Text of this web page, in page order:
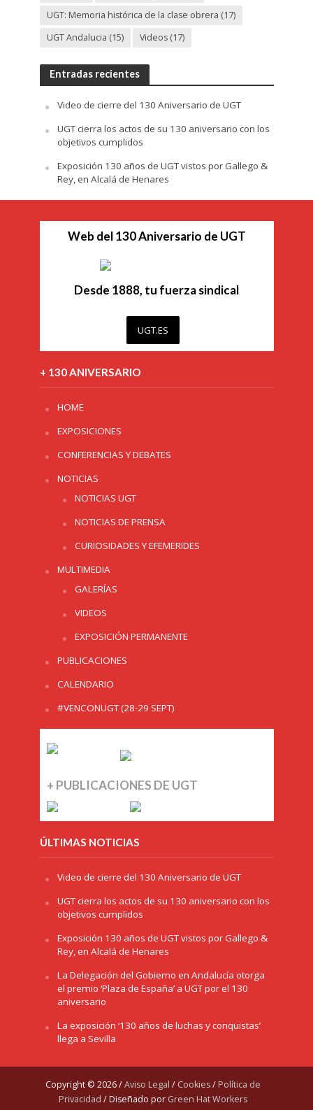
UGT: Memoria histórica de la clase obrera (17)
UGT Andalucia (15) Videos(17)
Entradas recientes
Video de cierre del 130 Aniversario de UGT
UGT cierra los actos de su 130 aniversario con los
objetivos cumplidos
Exposición 130 años de UGT vistos por Gallego &
Rey, en Alcalá de Henares
Web del 130 Aniversario de UGT
Desde 1888, tu fuerza sindical
UGT.ES
+ 130 ANIVERSARIO
HOME
EXPOSICIONES
CONFERENCIAS Y DEBATES
NOTICIAS
NOTICIAS UGT
NOTICIAS DE PRENSA
CURIOSIDADES Y EFEMERIDES
MULTIMEDIA
GALERÍAS
VIDEOS
EXPOSICIÓN PERMANENTE
PUBLICACIONES
CALENDARIO
#VENCONUGT (28-29 SEPT)
+ PUBLICACIONES DE UGT
ÚLTIMAS NOTICIAS
Video de cierre del 130 Aniversario de UGT
UGT cierra los actos de su 130 aniversario con los
objetivos cumplidos
Exposición 130 años de UGT vistos por Gallego &
Rey, en Alcalá de Henares
La Delegación del Gobierno en Andalucía otorga
el premio ‘Plaza de España’ a UGT por el 130
aniversario
La exposición ‘130 años de luchas y conquistas’
llega a Sevilla
Copyright © 2026 /Aviso Legal / Cookies/ Política de
Privacidad / Diseñado por Green Hat Workers